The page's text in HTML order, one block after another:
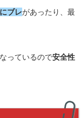
ブレがあったり、最
っているので安全性